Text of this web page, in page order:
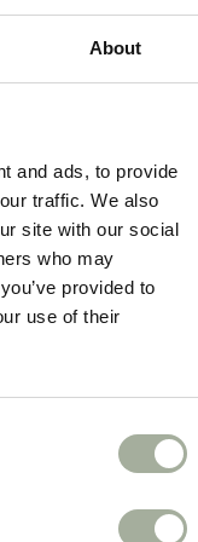
About
and ads, to provide
traffic. We also
site with our social
who may
provided to
use of their
gerecycled
zakjes–
houden.